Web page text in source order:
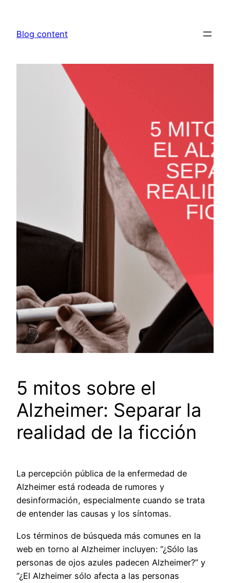
contenido
Blog content
5 mitos sobre el
Alzheimer: Separar la
realidad de la ficción
La percepción pública de la enfermedad de
Alzheimer está rodeada de rumores y
desinformación, especialmente cuando se trata
de entender las causas y los síntomas.
Los términos de búsqueda más comunes en la
web en torno al Alzheimer incluyen: “¿Sólo las
personas de ojos azules padecen Alzheimer?” y
“¿El Alzheimer sólo afecta a las personas